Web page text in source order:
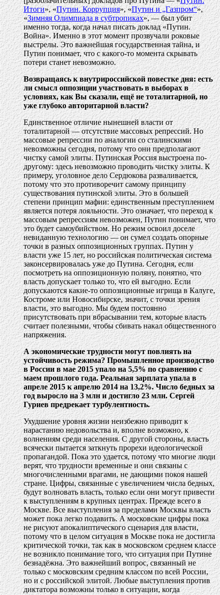
Итоги», «Путин. Коррупция», «Путин и „Газпром“»,
«Зимняя Олимпиада в субтропиках», — был убит
именно тогда, когда начал писать доклад «Путин.
Война». Именно в этот момент прозвучали роковые
выстрелы. Это важнейшая государственная тайна, и
Путин понимает, что с какого-то момента скрывать
потери станет невозможно.
Возвращаясь к внутрироссийской повестке дня: есть
ли смысл оппозиции участвовать в выборах в
условиях, как Вы сказали, ещё не тоталитарной, но
уже глубоко авторитарной власти?
Единственное отличие нынешней власти от
тоталитарной — отсутствие массовых репрессий. Но
массовые репрессии по аналогии со сталинскими
невозможны сегодня, потому что они предполагают
чистку самой элиты. Путинская Россия выстроена по-
другому: здесь невозможно проводить чистку элиты. К
примеру, уголовное дело Сердюкова разваливается,
потому что это противоречит самому принципу
существования путинской элиты. Это в большей
степени принцип мафии: единственным преступлением
является потеря лояльности. Это означает, что переход к
массовым репрессиям невозможен, Путин понимает, что
это будет самоубийством. Но режим освоил доселе
невиданную технологию — он сумел создать опорные
точки в разных оппозиционных группах. Путин у
власти уже 15 лет, но российская политическая система
законсервировалась уже до Путина. Сегодня, если
посмотреть на оппозиционную поляну, понятно, что
власть допускает только то, что ей выгодно. Если
допускаются какие-то оппозиционные игрища в Калуге,
Костроме или Новосибирске, значит, с точки зрения
власти, это выгодно. Мы будем постоянно
присутствовать при вбрасывании тем, которые власть
считает полезными, чтобы сбивать накал общественного
напряжения.
А экономические трудности могут повлиять на
устойчивость режима? Промышленное производство
в России в мае 2015 упало на 5,5% по сравнению с
маем прошлого года. Реальная зарплата упала в
апреле 2015 к апрелю 2014 на 13,2%. Число бедных за
год выросло на 3 млн и достигло 23 млн. Сергей
Гуриев предрекает турбулентность.
Ухудшение уровня жизни неизбежно приводит к
нарастанию недовольства и, вполне возможно, к
волнениям среди населения. С другой стороны, власть
всячески пытается заткнуть прорехи идеологической
пропагандой. Пока это удается, потому что многие люди
верят, что трудности временные и они связаны с
многочисленными врагами, не дающими покоя нашей
стране. Цифры, связанные с увеличением числа бедных,
будут волновать власть, только если они могут привести
к выступлениям в крупных центрах. Прежде всего в
Москве. Все выступления за пределами Москвы власть
может пока легко подавить. А московские цифры пока
не рисуют апокалиптического сценария для власти,
потому что в целом ситуация в Москве пока не достигла
критической точки, так как в московском среднем классе
не возникло понимание того, что ситуация при Путине
безнадёжна. Это важнейший вопрос, связанный не
только с московским средним классом по всей России,
но и с российской элитой. Любые выступления против
диктатора возможны только в ситуации, когда